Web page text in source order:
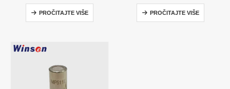
0od 5
PROČITAJTE VIŠE
0od 5
PROČITAJTE VIŠE